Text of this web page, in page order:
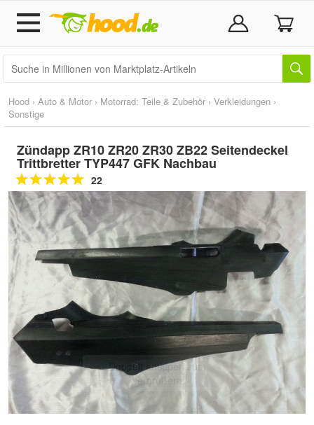
Hood › Auto & Motor › Motorrad: Teile & Zubehör › Verkleidungen ›
Sonstige
Zündapp ZR10 ZR20 ZR30 ZB22 Seitendeckel
Trittbretter TYP447 GFK Nachbau
22
Doppelt antippen zum
vergrößern